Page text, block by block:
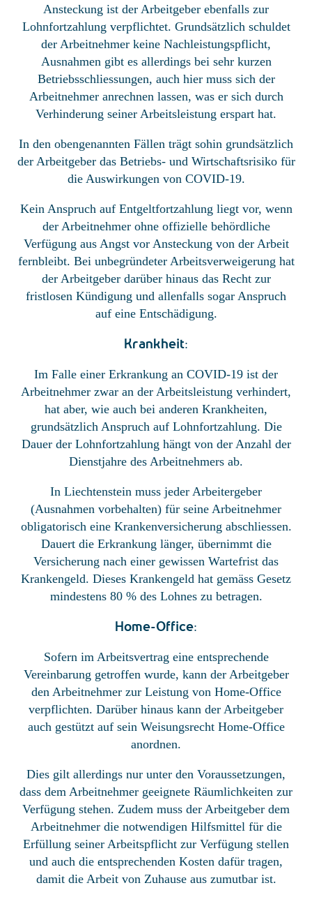
Ansteckung ist der Arbeitgeber ebenfalls zur
Lohnfortzahlung verpflichtet. Grundsätzlich schuldet
der Arbeitnehmer keine Nachleistungspflicht,
Ausnahmen gibt es allerdings bei sehr kurzen
Betriebsschliessungen, auch hier muss sich der
Arbeitnehmer anrechnen lassen, was er sich durch
Verhinderung seiner Arbeitsleistung erspart hat.
In den obengenannten Fällen trägt sohin grundsätzlich
der Arbeitgeber das Betriebs- und Wirtschaftsrisiko für
die Auswirkungen von COVID-19.
Kein Anspruch auf Entgeltfortzahlung liegt vor, wenn
der Arbeitnehmer ohne offizielle behördliche
Verfügung aus Angst vor Ansteckung von der Arbeit
fernbleibt. Bei unbegründeter Arbeitsverweigerung hat
der Arbeitgeber darüber hinaus das Recht zur
fristlosen Kündigung und allenfalls sogar Anspruch
auf eine Entschädigung.
Krankheit:
Im Falle einer Erkrankung an COVID-19 ist der
Arbeitnehmer zwar an der Arbeitsleistung verhindert,
hat aber, wie auch bei anderen Krankheiten,
grundsätzlich Anspruch auf Lohnfortzahlung. Die
Dauer der Lohnfortzahlung hängt von der Anzahl der
Dienstjahre des Arbeitnehmers ab.
In Liechtenstein muss jeder Arbeitergeber
(Ausnahmen vorbehalten) für seine Arbeitnehmer
obligatorisch eine Krankenversicherung abschliessen.
Dauert die Erkrankung länger, übernimmt die
Versicherung nach einer gewissen Wartefrist das
Krankengeld. Dieses Krankengeld hat gemäss Gesetz
mindestens 80 % des Lohnes zu betragen.
Home-Office:
Sofern im Arbeitsvertrag eine entsprechende
Vereinbarung getroffen wurde, kann der Arbeitgeber
den Arbeitnehmer zur Leistung von Home-Office
verpflichten. Darüber hinaus kann der Arbeitgeber
auch gestützt auf sein Weisungsrecht Home-Office
anordnen.
Dies gilt allerdings nur unter den Voraussetzungen,
dass dem Arbeitnehmer geeignete Räumlichkeiten zur
Verfügung stehen. Zudem muss der Arbeitgeber dem
Arbeitnehmer die notwendigen Hilfsmittel für die
Erfüllung seiner Arbeitspflicht zur Verfügung stellen
und auch die entsprechenden Kosten dafür tragen,
damit die Arbeit von Zuhause aus zumutbar ist.